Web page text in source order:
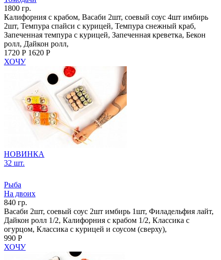
1800 гр.
Калифорния с крабом, Васаби 2шт, соевый соус 4шт имбирь
2шт, Темпура спайси с курицей, Темпура снежный краб,
Запеченная темпура с курицей, Запеченная креветка, Бекон
ролл, Дайкон ролл,
1720 Р 1620 Р
ХОЧУ
НОВИНКА
32 шт.
Рыба
На двоих
840 гр.
Васаби 2шт, соевый соус 2шт имбирь 1шт, Филадельфия лайт,
Дайкон ролл 1/2, Калифорния с крабом 1/2, Классика с
огурцом, Классика с курицей и соусом (сверху),
990 Р
ХОЧУ